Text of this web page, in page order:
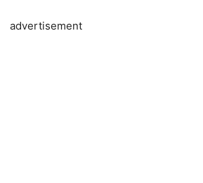
advertisement